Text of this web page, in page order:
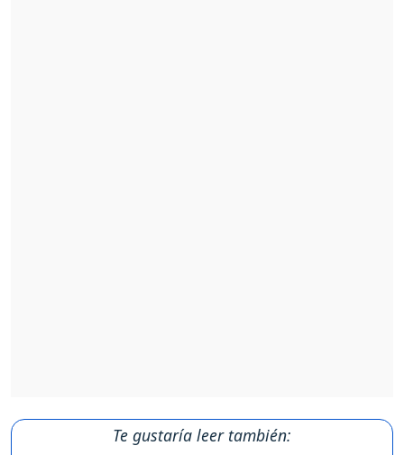
Te gustaría leer también: